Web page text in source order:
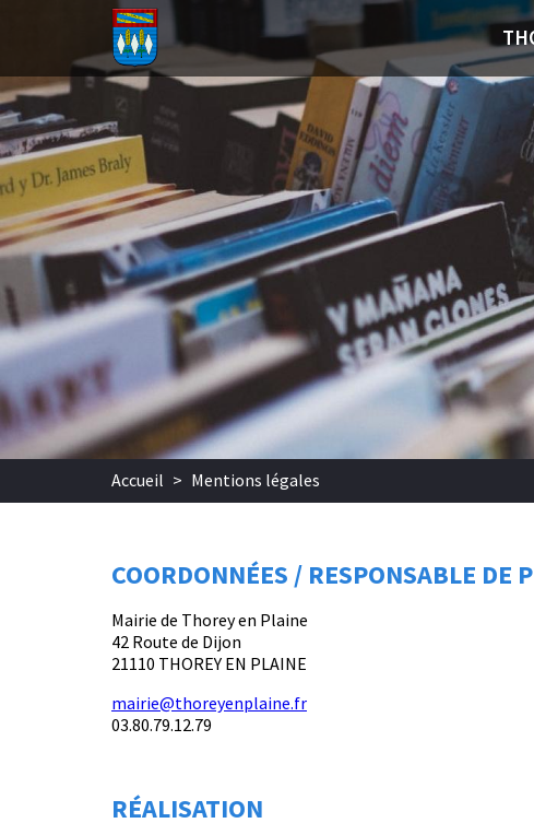
Aller au contenu principal
Accueil > Mentions légales
COORDONNÉES / RESPONSABLE DE
Mairie de Thorey en Plaine
42 Route de Dijon
21110 THOREY EN PLAINE
mairie@thoreyenplaine.fr
03.80.79.12.79
RÉALISATION